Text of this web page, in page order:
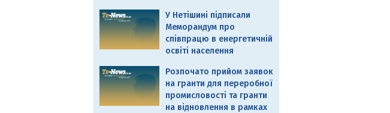
У Нетішині підписали
Меморандум про
співпрацю в енергетичній
освіті населення
Розпочато прийом заявок
на гранти для переробної
промисловості та гранти
на відновлення в рамках